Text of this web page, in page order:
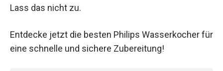
Lass das nicht zu.
Entdecke jetzt die besten Philips Wasserkocher für
eine schnelle und sichere Zubereitung!